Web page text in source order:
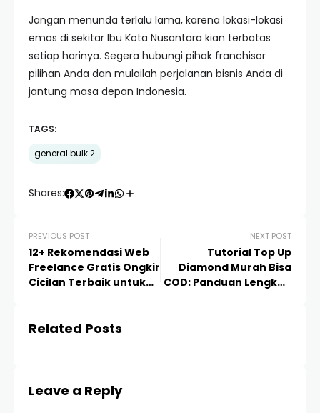
Jangan menunda terlalu lama, karena lokasi-lokasi
emas di sekitar Ibu Kota Nusantara kian terbatas
setiap harinya. Segera hubungi pihak franchisor
pilihan Anda dan mulailah perjalanan bisnis Anda di
jantung masa depan Indonesia.
TAGS:
general bulk 2
Shares:
PREVIOUS POST
12+ Rekomendasi Web
Freelance Gratis Ongkir
Cicilan Terbaik untuk
NEXT POST
Tutorial Top Up
Diamond Murah Bisa
COD: Panduan Lengkap
Related Posts
Leave a Reply